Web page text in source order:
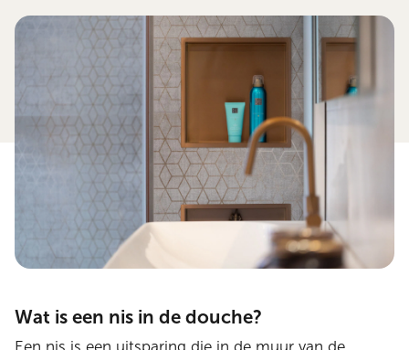
Wat is een nis in de douche?